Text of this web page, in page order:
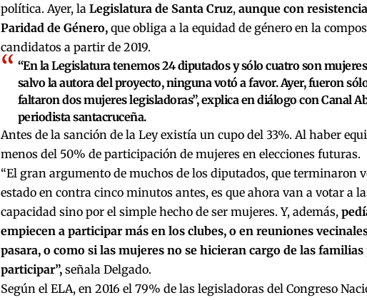
política. Ayer, la Legislatura de Santa Cruz, aunque con
Paridad de Género,que obliga a la equidad de género en la
candidatos a partir de 2019.
“En la Legislatura tenemos 24 diputados y sólo cuatro son
salvo la autora del proyecto, ninguna votó a favor. Ayer, fueron
faltaron dos mujeres legisladoras”, explica en diálogo con Canal
periodista santacruceña.
Antes de la sanción de la Ley existía un cupo del 33%. Al haber
menos del 50% de participación de mujeres en elecciones futuras.
“El gran argumento de muchos de los diputados, que terminaron
estado en contra cinco minutos antes, es que ahora van a votar a
capacidad sino por el simple hecho de ser mujeres. Y, además,
empiecen a participar más en los clubes, o en reuniones
pasara, o como si las mujeres no se hicieran cargo de las
participar”,señala Delgado.
Según el ELA, en 2016 el 79% de las legisladoras del Congreso